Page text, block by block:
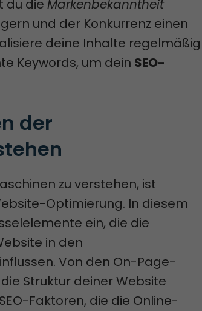
du die Markenbekanntheit
und der Konkurrenz einen
deine Inhalte regelmäßig
Keywords, um dein SEO-
der
zu verstehen, ist
Optimierung. In diesem
ein, die die
in den
Von den On-Page-
Struktur deiner Website
Faktoren, die die Online-